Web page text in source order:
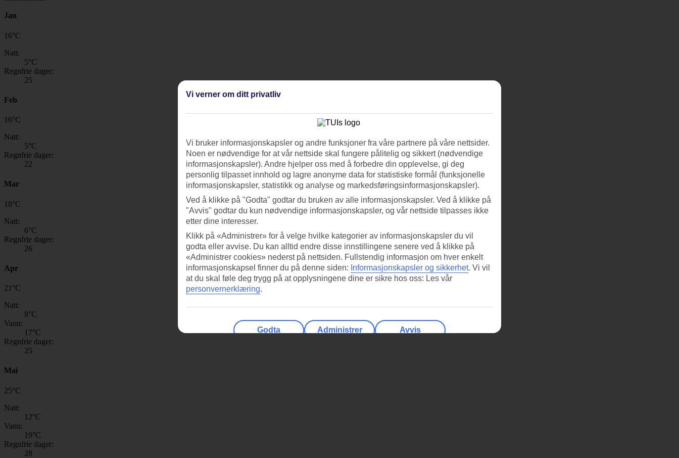
Jan
16°C
Natt:
5°C
Regnfrie dager:
25
Feb
16°C
Natt:
5°C
Regnfrie dager:
22
Mar
18°C
Natt:
6°C
Regnfrie dager:
26
Apr
21 °C
Natt:
8°C
Vann:
17°C
Regnfrie dager:
25
Mai
25°C
Natt:
12°C
Vann:
19°C
Regnfrie dager:
28
Vi verner om ditt privatliv
Vi bruker informasjonskapsler og andre funksjoner fra våre partnere på våre nettsider.
Noen er nødvendige for at vår nettside skal fungere pålitelig og sikkert (nødvendige
informasjonskapsler). Andre hjelper oss med å forbedre din opplevelse, gi deg
personlig tilpasset innhold og lagre anonyme data for statistiske formål (funksjonelle
informasjonskapsler, statistikk og analyse og markedsføringsinformasjonskapsler).
Ved å klikke på "Godta" godtar du bruken av alle informasjonskapsler. Ved å klikke på
"Avvis" godtar du kun nødvendige informasjonskapsler, og vår nettside tilpasses ikke
etter dine interesser.
Klikk på «Administrer» for å velge hvilke kategorier av informasjonskapsler du vil
godta eller avvise. Du kan alltid endre disse innstillingene senere ved å klikke på
«Administrer cookies» nederst på nettsiden. Fullstendig informasjon om hver enkelt
informasjonskapsel finner du på denne siden: Informasjonskapsler og sikkerhet. Vi vil
at du skal føle deg trygg på at opplysningene dine er sikre hos oss: Les vår
personvernerklæring.
Godta Administrer Avvis